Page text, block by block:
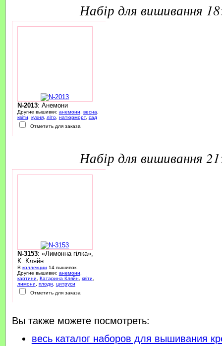
набір для вишивання
N-2013: Анемони
Другие вышивки: анемони, весна,
квіти, кухня, літо, натюрморт, сад
Отметить для заказа
набір для вишивання
N-3153: «Лимонна гілка»,
К. Кляйн
В коллекции 14 вышивок.
Другие вышивки: анемони
картини
Катарина Кляйн квіти
лимони
плоди
цитруси
Отметить для заказа
Вы также можете посмотреть:
весь каталог наборов для вышивания